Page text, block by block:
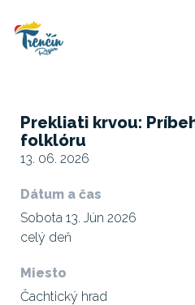
Prekliati krvou:
folklóru
13. 06. 2026
Dátum a čas
Sobota 13. Jún 2026
celý deň
Miesto
Čachtický hrad